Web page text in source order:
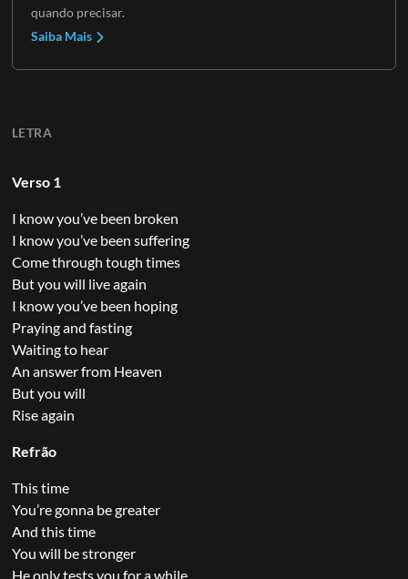
quando precisar.
Saiba Mais
LETRA
Verso 1
I know you’ve been broken
I know you’ve been suffering
Come through tough times
But you will live again
I know you’ve been hoping
Praying and fasting
Waiting to hear
An answer from Heaven
But you will
Rise again
Refrão
This time
You’re gonna be greater
And this time
You will be stronger
He only tests you for a while